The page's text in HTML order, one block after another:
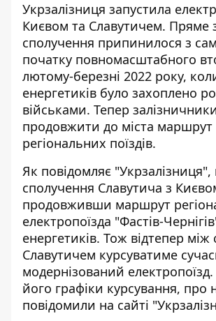
Укрзалізниця запустила
Києвом та Славутичем. Пряме
сполучення припинилося з
початку повномасштабного
лютому-березні 2022 року,
енергетиків було захоплено
військами. Тепер
продовжити до міста маршрут
регіональних поїздів.
Як повідомляє "Укрзалізниця",
сполучення Славутича з
продовживши маршрут
електропоїзда "Фастів-
енергетиків. Тож відтепер
Славутичем курсуватиме
модернізований
його графіки курсування, про
повідомили на сайті